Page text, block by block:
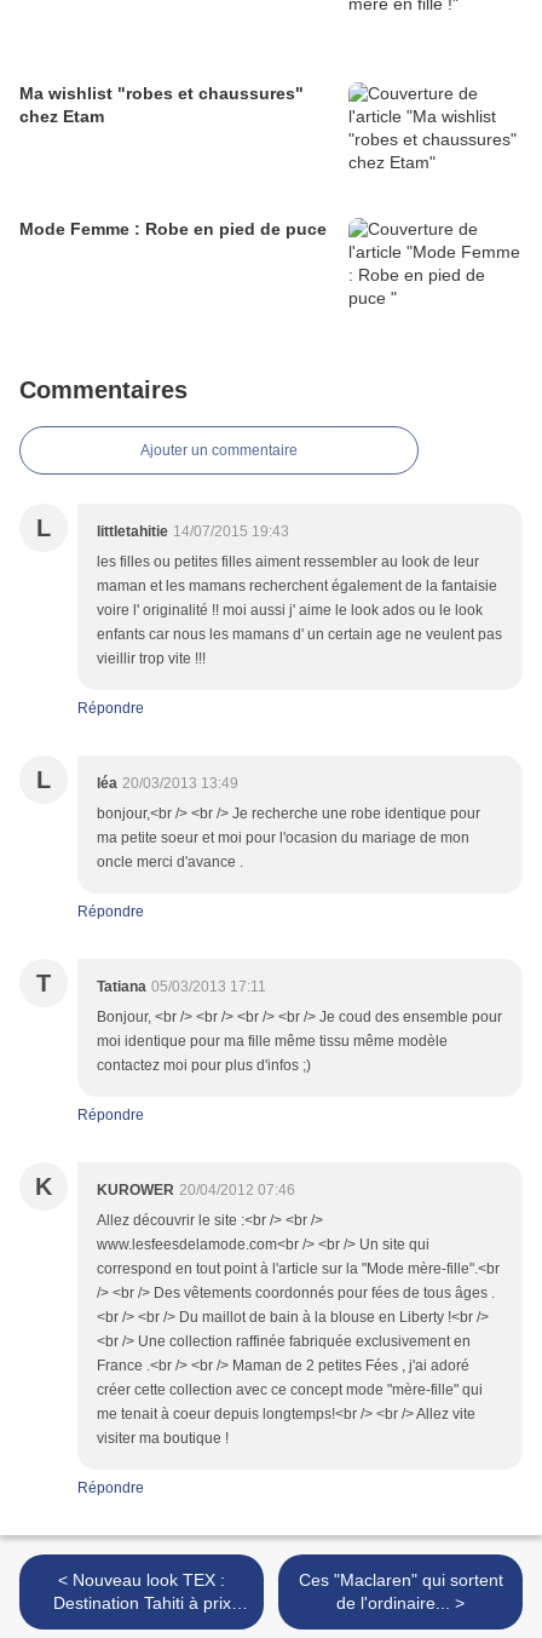
Ma wishlist "robes et chaussures"
chez Etam
Mode Femme : Robe en pied de puce
Commentaires
Ajouter un commentaire
L littletahitie 14/07/2015 19:43
les filles ou petites filles aiment ressembler au look de leur
maman et les mamans recherchent également de la fantaisie
voire l' originalité !! moi aussi j' aime le look ados ou le look
enfants car nous les mamans d' un certain age ne veulent pas
vieillir trop vite !!!
Répondre
L léa 20/03/2013 13:49
bonjour,<br /> <br /> Je recherche une robe identique pour
ma petite soeur et moi pour l'ocasion du mariage de mon
oncle merci d'avance .
Répondre
T Tatiana 05/03/2013 17:11
Bonjour, <br /> <br /> <br /> <br /> Je coud des ensemble pour
moi identique pour ma fille même tissu même modèle
contactez moi pour plus d'infos ;)
Répondre
K KUROWER 20/04/2012 07:46
Allez découvrir le site :<br /> <br />
www.lesfeesdelamode.com<br /> <br /> Un site qui
correspond en tout point à l'article sur la "Mode mère-fille".<br
/> <br /> Des vêtements coordonnés pour fées de tous âges .
<br /> <br /> Du maillot de bain à la blouse en Liberty !<br />
<br /> Une collection raffinée fabriquée exclusivement en
France .<br /> <br /> Maman de 2 petites Fées , j'ai adoré
créer cette collection avec ce concept mode "mère-fille" qui
me tenait à coeur depuis longtemps!<br /> <br /> Allez vite
visiter ma boutique !
Répondre
< Nouveau look TEX :
Destination Tahiti à prix
minis !
Ces "Maclaren" qui sortent
de l'ordinaire... >